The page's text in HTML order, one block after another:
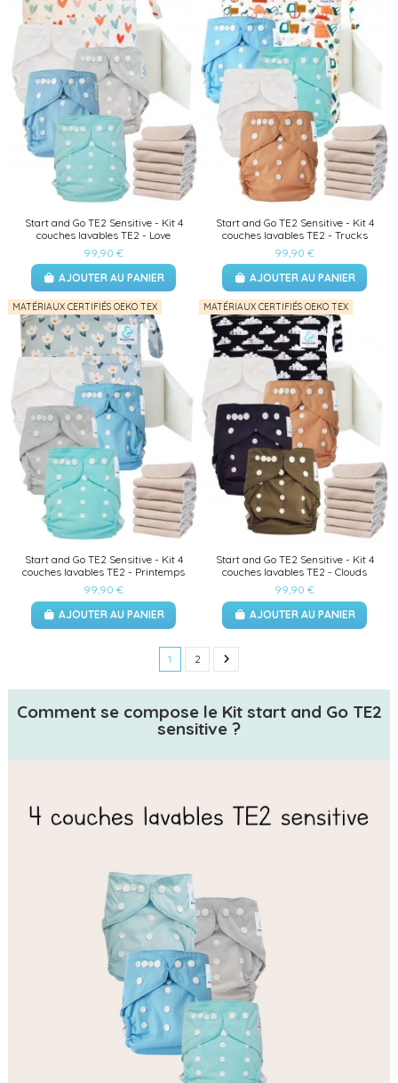
Start and Go TE2 Sensitive - Kit 4
couches lavables TE2 - Love
99,90 €
AJOUTER AU PANIER
Start and Go TE2 Sensitive - Kit 4
couches lavables TE2 - Trucks
99,90 €
AJOUTER AU PANIER
MATÉRIAUX CERTIFIÉS OEKO TEX
Start and Go TE2 Sensitive - Kit 4
couches lavables TE2 - Printemps
99,90 €
AJOUTER AU PANIER
MATÉRIAUX CERTIFIÉS OEKO TEX
Start and Go TE2 Sensitive - Kit 4
couches lavables TE2 - Clouds
99,90 €
AJOUTER AU PANIER
1 2
Comment se compose le Kit start and Go TE2
sensitive ?